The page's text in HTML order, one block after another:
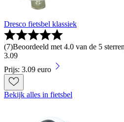
Dresco fietsbel klassiek
(7)Beoordeeld met 4.0 van de 5
3.09
Prijs: 3.09 euro
Bekijk alles in fietsbel